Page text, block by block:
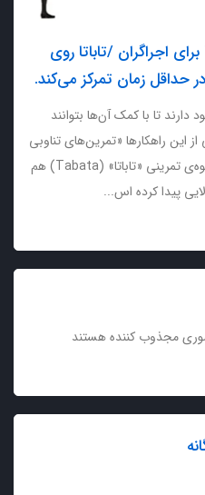
نقش تمرینات تاباتا Tabata برای اجراگران /تاباتا روی
حداقل زمان تمرکز می‌کند.
دارند تا با کمک آن‌ها بتوانند
این راهکارها «تمرین‌های تناوبی
و تنشی» (HIIT) است که شامل شیوه‌ی تمرینی «تاباتا» (Tabata) هم
پیدا کرده اس...
مجذوب کننده هستند